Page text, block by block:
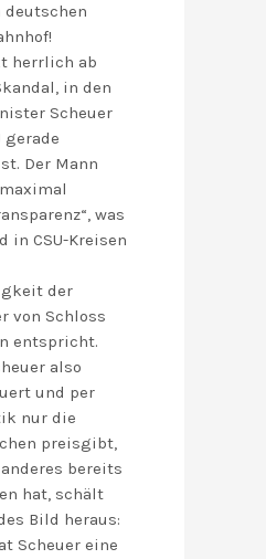
deutschen
herrlich ab
in den
Scheuer
gerade
Der Mann
was
in CSU-Kreisen
der
von Schloss
entspricht.
also
und per
nur die
preisgibt,
bereits
hat, schält
Bild heraus:
Scheuer eine